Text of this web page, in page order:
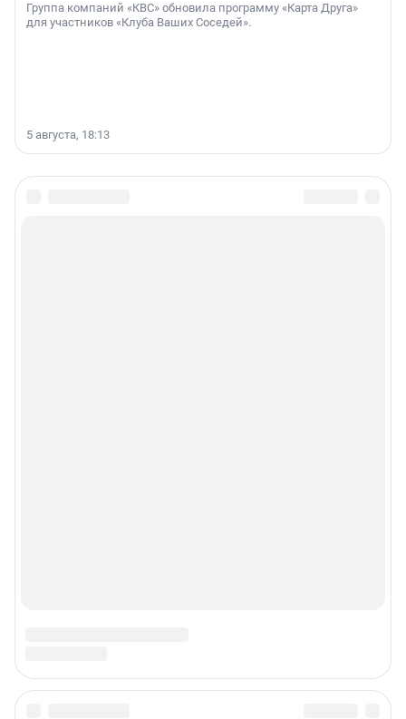
Группа компаний «КВС» обновила программу «Карта Друга»
для участников «Клуба Ваших Соседей».
5 августа, 18:13